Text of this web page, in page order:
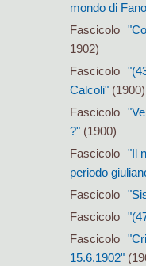
mondo di
Fascicolo
1902)
Fascicolo
Calcoli"(1900)
Fascicolo
?"(1900)
Fascicolo
"Il
periodo
Fascicolo
Fascicolo
Fascicolo
15.6.1902"